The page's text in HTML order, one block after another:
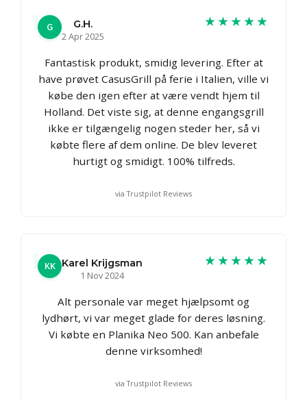
G
G.H.
2 Apr 2025
★★★★★
Fantastisk produkt, smidig levering. Efter at
have prøvet CasusGrill på ferie i Italien, ville vi
købe den igen efter at være vendt hjem til
Holland. Det viste sig, at denne engangsgrill
ikke er tilgængelig nogen steder her, så vi
købte flere af dem online. De blev leveret
hurtigt og smidigt. 100% tilfreds.
via Trustpilot Reviews
KK Karel Krijgsman
1 Nov 2024
★★★★★
Alt personale var meget hjælpsomt og
lydhørt, vi var meget glade for deres løsning.
Vi købte en Planika Neo 500. Kan anbefale
denne virksomhed!
via Trustpilot Reviews